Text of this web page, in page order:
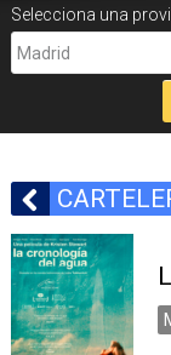
Selecciona una
Madrid